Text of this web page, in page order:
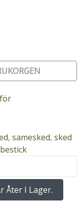
, samesked, sked
Åter I Lager.